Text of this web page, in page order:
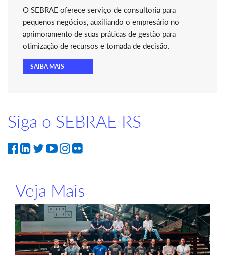
O SEBRAE oferece serviço de consultoria para
pequenos negócios, auxiliando o empresário no
aprimoramento de suas práticas de gestão para
otimização de recursos e tomada de decisão.
SAIBA MAIS
Siga o SEBRAE RS
Veja Mais